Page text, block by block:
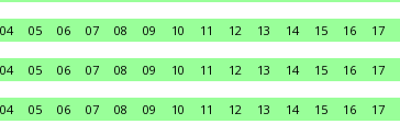
04 05 06 07 08 09 10 11 12 13 14 15 16 17
04 05 06 07 08 09 10 11 12 13 14 15 16 17
04 05 06 07 08 09 10 11 12 13 14 15 16 17